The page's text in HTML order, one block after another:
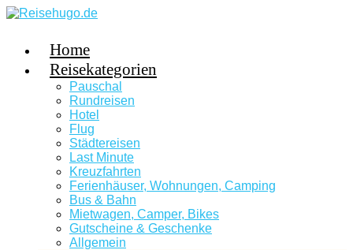
Home
Reisekategorien
Pauschal
Rundreisen
Hotel
Flug
Städtereisen
Last Minute
Kreuzfahrten
Ferienhäuser, Wohnungen, Camping
Bus & Bahn
Mietwagen, Camper, Bikes
Gutscheine & Geschenke
Allgemein